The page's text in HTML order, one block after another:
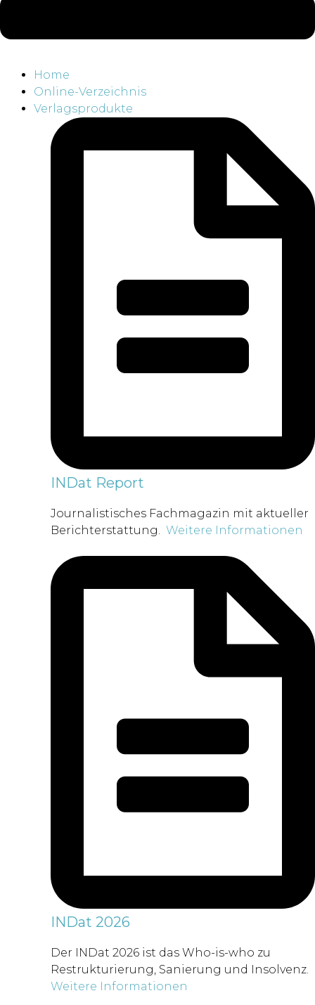
Home
Online-Verzeichnis
Verlagsprodukte
INDat Report
Journalistisches Fachmagazin mit aktueller
Berichterstattung. Weitere Informationen
INDat 2026
Der INDat 2026 ist das Who-is-who zu
Restrukturierung, Sanierung und Insolvenz.
Weitere Informationen